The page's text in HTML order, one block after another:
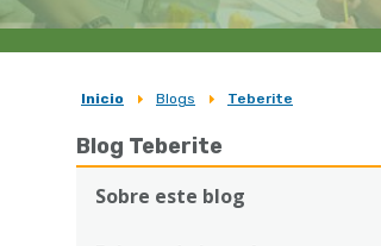
Sobrescribir
enlaces
de
Inicio Blogs Teberite
Blog Teberite
Sobre este blog